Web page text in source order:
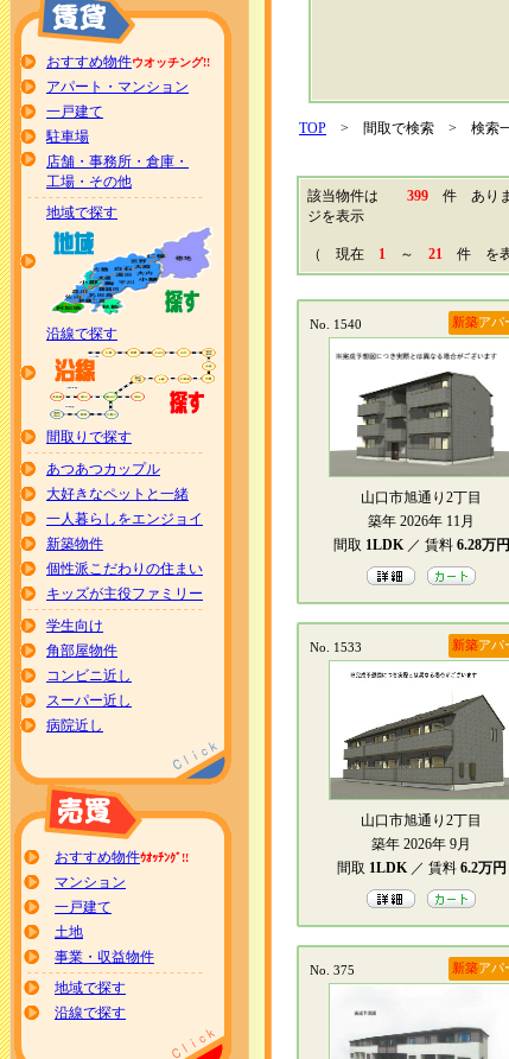
おすすめ物件ウオッチング!!
アパート・マンション
一戸建て
駐車場
店舗・事務所・倉庫・
工場・その他
地域で探す
沿線で探す
間取りで探す
あつあつカップル
大好きなペットと一緒
一人暮らしをエンジョイ
新築物件
個性派こだわりの住まい
キッズが主役ファミリー
学生向け
角部屋物件
コンビニ近し
スーパー近し
病院近し
おすすめ物件ｳｵｯﾁﾝｸﾞ!!
マンション
一戸建て
土地
事業・収益物件
地域で探す
沿線で探す
TOP > 間取で検索 > 検索
該当物件は 399 件 あり
ジを表示
（ 現在 1 ～ 21 件 を表
No. 1540 新築アパ
山口市旭通り2丁目
築年 2026年 11月
間取 1LDK／ 賃料 6.28万円
No. 1533 新築アパ
山口市旭通り2丁目
築年 2026年 9月
間取 1LDK／ 賃料 6.2万円
No. 375 新築アパ